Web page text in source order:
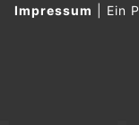
Impressum Ein